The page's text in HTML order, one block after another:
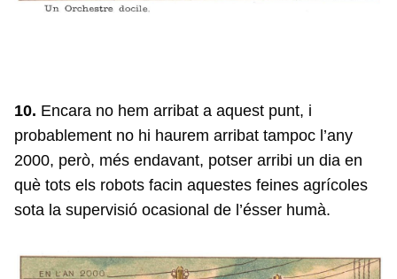
10. Encara no hem arribat a aquest punt, i
probablement no hi haurem arribat tampoc l’any
2000, però, més endavant, potser arribi un dia en
què tots els robots facin aquestes feines agrícoles
sota la supervisió ocasional de l’ésser humà.